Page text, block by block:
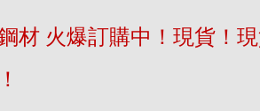
材 火爆訂購中！現貨！